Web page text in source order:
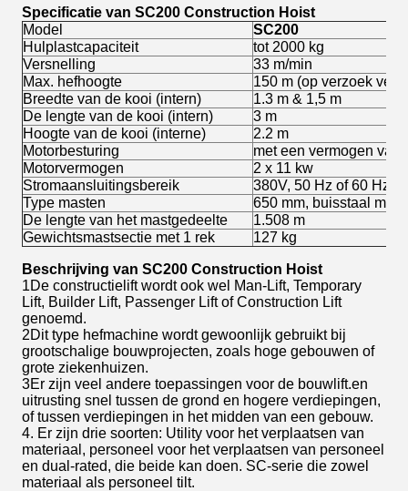
Specificatie van SC200 Construction Hoist
Model
SC200
Hulplastcapaciteit
tot 2000 kg
Versnelling
33 m/min
Max. hefhoogte
150 m (op verzoek
Breedte van de kooi (intern)
1.3 m & 1,5 m
De lengte van de kooi (intern)
3 m
Hoogte van de kooi (interne)
2.2 m
Motorbesturing
met een vermogen van
Motorvermogen
2 x 11 kw
Stromaansluitingsbereik
380V, 50 Hz of 60 Hz,
Type masten
650 mm, buisstaal met
De lengte van het mastgedeelte
1.508 m
Gewichtsmastsectie met 1 rek
127 kg
Beschrijving van SC200 Construction Hoist
1De constructielift wordt ook wel Man-Lift, Temporary
Lift, Builder Lift, Passenger Lift of Construction Lift
genoemd.
2Dit type hefmachine wordt gewoonlijk gebruikt bij
grootschalige bouwprojecten, zoals hoge gebouwen of
grote ziekenhuizen.
3Er zijn veel andere toepassingen voor de bouwlift.en
uitrusting snel tussen de grond en hogere verdiepingen,
of tussen verdiepingen in het midden van een gebouw.
4. Er zijn drie soorten: Utility voor het verplaatsen van
materiaal, personeel voor het verplaatsen van personeel
en dual-rated, die beide kan doen. SC-serie die zowel
materiaal als personeel tilt.